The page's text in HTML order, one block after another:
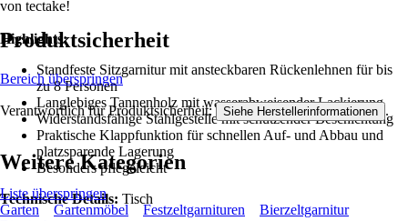
von tectake!
Highlights:
Standfeste Sitzgarnitur mit ansteckbaren Rückenlehnen für bis
zu 8 Personen
Langlebiges Tannenholz mit wasserabweisender Lackierung
Widerstandsfähige Stahlgestelle mit schützender Beschichtung
Praktische Klappfunktion für schnellen Auf- und Abbau und
platzsparende Lagerung
Besonders pflegeleicht
Technische Details: Tisch
Produktsicherheit
Bereich überspringen
Verantwortlich für Produktsicherheit: Siehe Herstellerinformationen .
Weitere Kategorien
Liste überspringen
Garten
Gartenmöbel Festzeltgarnituren
Bierzeltgarnitur